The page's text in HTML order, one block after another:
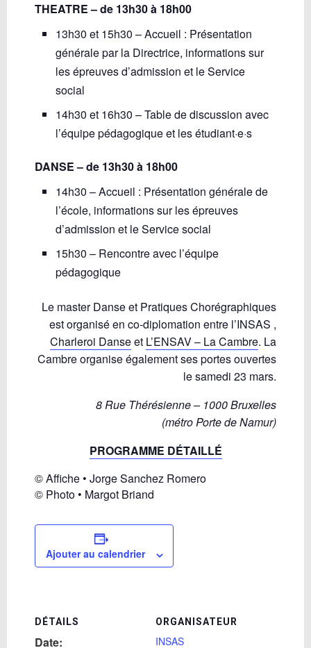
THEATRE – de 13h30 à 18h00
13h30 et 15h30 – Accueil : Présentation
générale par la Directrice, informations sur
les épreuves d’admission et le Service
social
14h30 et 16h30 – Table de discussion avec
l’équipe pédagogique et les étudiant·e·s
DANSE – de 13h30 à 18h00
14h30 – Accueil : Présentation générale de
l’école, informations sur les épreuves
d’admission et le Service social
15h30 – Rencontre avec l’équipe
pédagogique
Le master Danse et Pratiques Chorégraphiques
est organisé en co-diplomation entre l’INSAS ,
Charleroi Danseet L’ENSAV – La Cambre. La
Cambre organise également ses portes ouvertes
le samedi 23 mars.
8 Rue Thérésienne – 1000 Bruxelles
(métro Porte de Namur)
PROGRAMME DÉTAILLÉ
© Affiche • Jorge Sanchez Romero
© Photo • Margot Briand
Ajouter au calendrier
DÉTAILS
Date:
ORGANISATEUR
INSAS